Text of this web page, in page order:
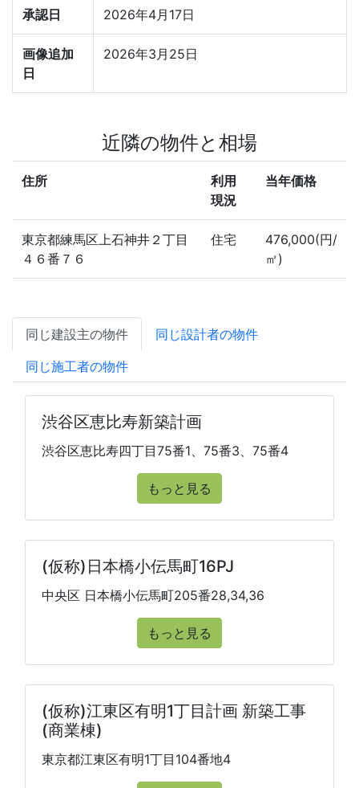
承認日 2026年4月17日
画像追加
日
2026年3月25日
近隣の物件と相場
住所
利用
現況
当年価格
東京都練馬区上石神井２丁目
４６番７６
住宅
476,000(円/
㎡)
同じ建設主の物件
同じ設計者の物件
同じ施工者の物件
渋谷区恵比寿新築計画
渋谷区恵比寿四丁目75番1、75番3、75番4
もっと見る
(仮称)日本橋小伝馬町16PJ
中央区 日本橋小伝馬町205番28,34,36
もっと見る
(仮称)江東区有明1丁目計画 新築工事
(商業棟)
東京都江東区有明1丁目104番地4